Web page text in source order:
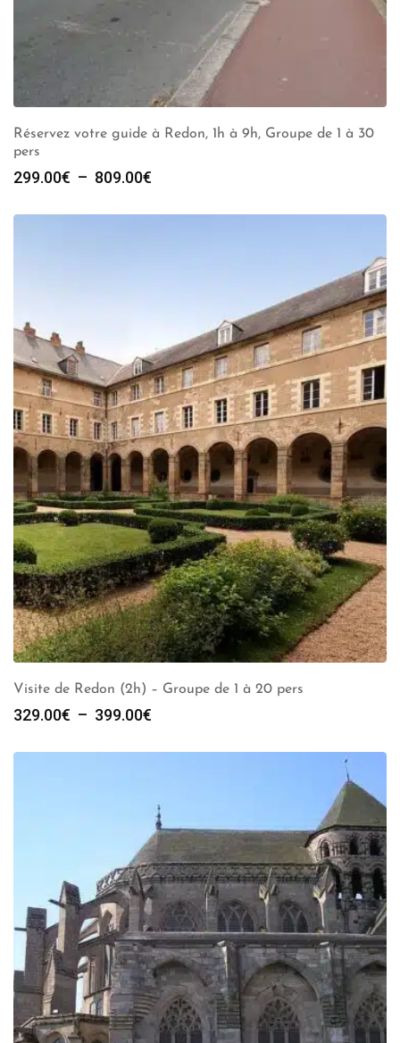
Réservez votre guide à Redon, 1h à 9h, Groupe de 1 à 30
pers
299.00€ – 809.00€
prix :
Visite de Redon (2h) – Groupe de 1 à 20 pers
329.00€ – 399.00€
prix :
399.00€